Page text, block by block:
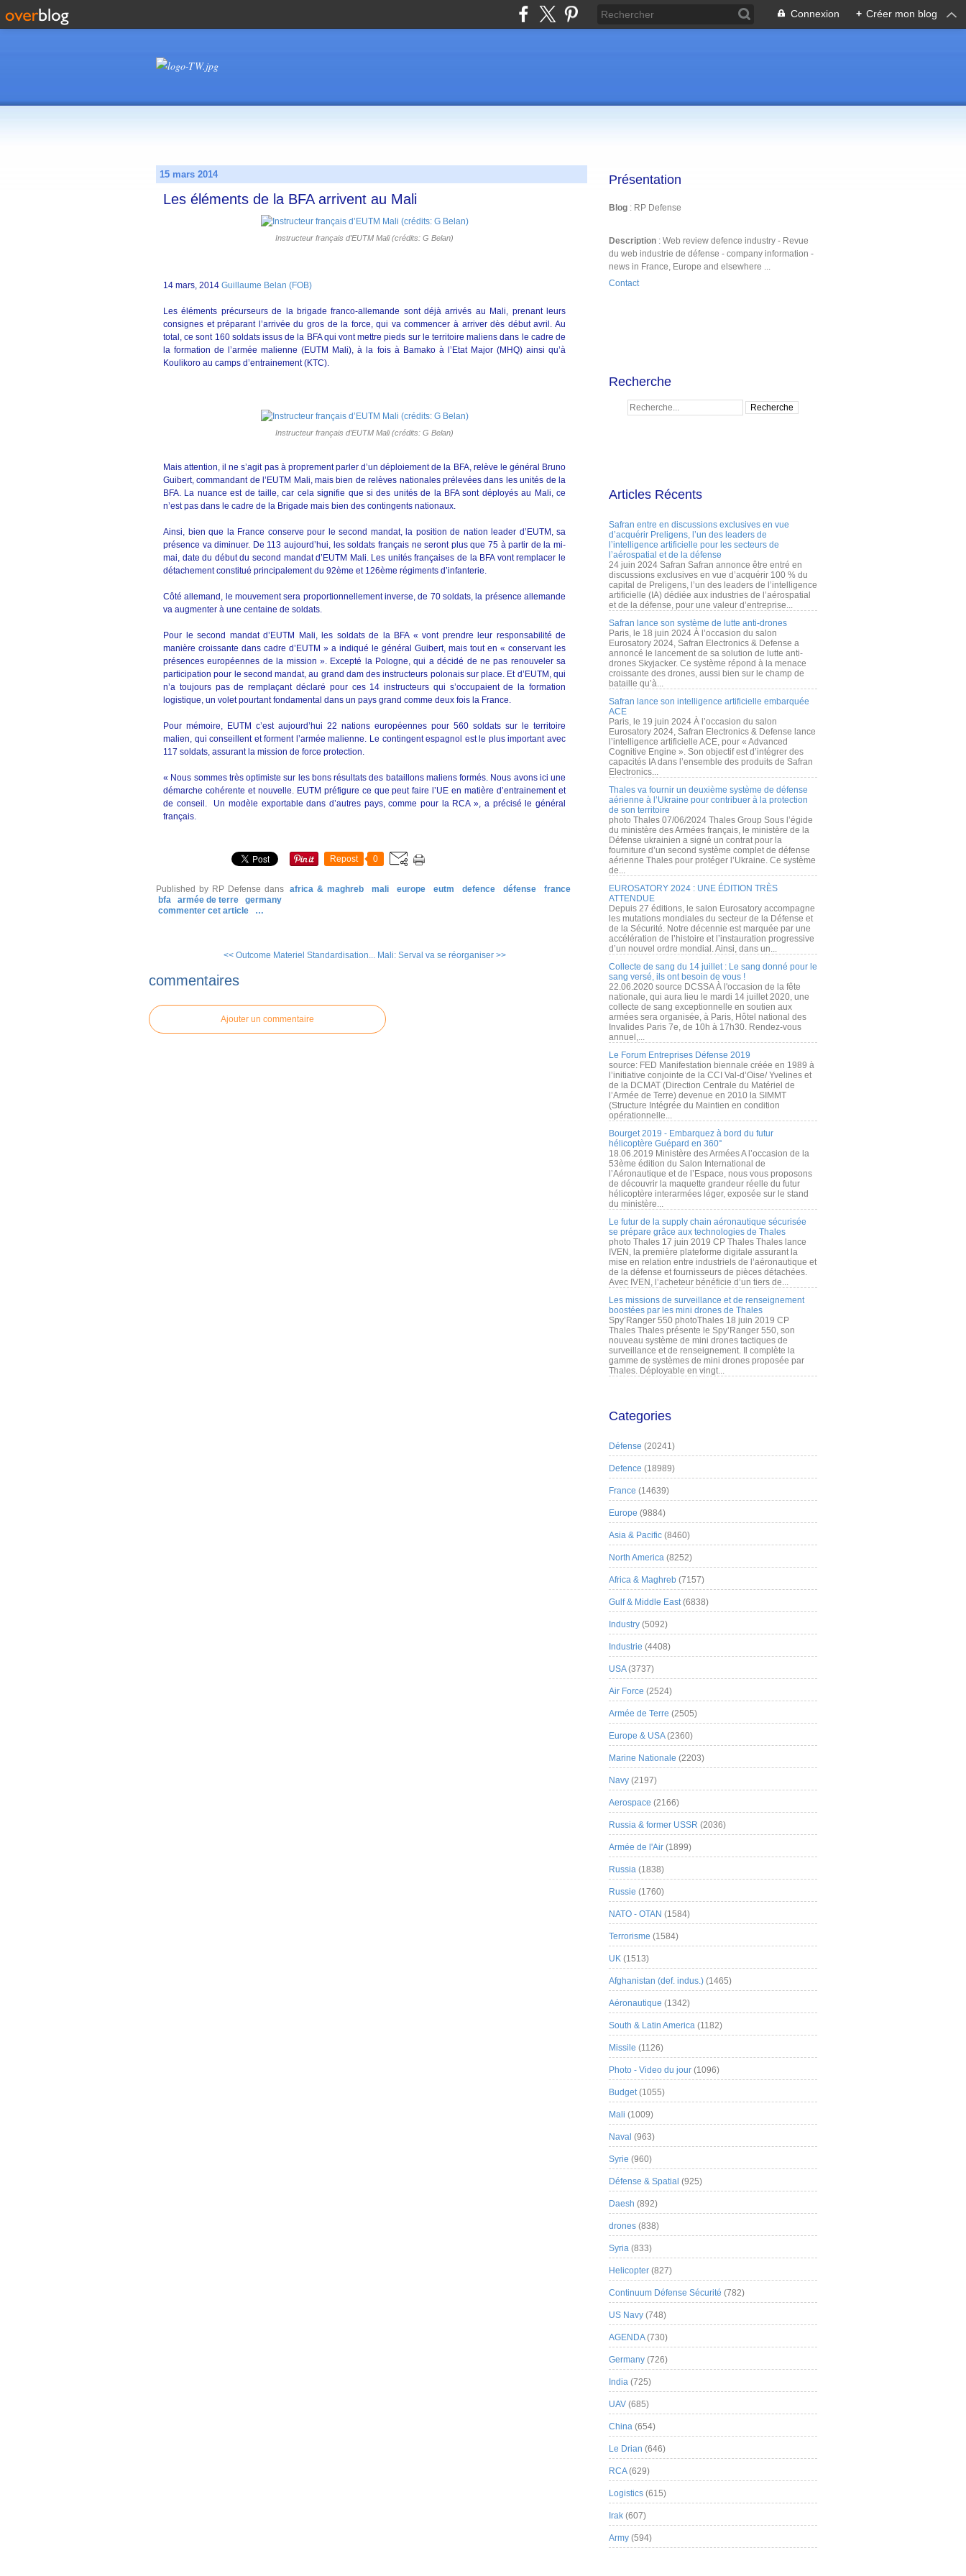
Connexion + Créer mon blog
15 mars 2014
Les éléments de la BFA arrivent au Mali
Instructeur français d’EUTM Mali (crédits: G Belan)
14 mars, 2014 Guillaume Belan (FOB)
Les éléments précurseurs de la brigade franco-allemande sont déjà arrivés au Mali, prenant leurs
consignes et préparant l’arrivée du gros de la force, qui va commencer à arriver dès début avril. Au
total, ce sont 160 soldats issus de la BFA qui vont mettre pieds sur le territoire maliens dans le cadre de
la formation de l’armée malienne (EUTM Mali), à la fois à Bamako à l’Etat Major (MHQ) ainsi qu’à
Koulikoro au camps d’entrainement (KTC).
Instructeur français d’EUTM Mali (crédits: G Belan)
Mais attention, il ne s’agit pas à proprement parler d’un déploiement de la BFA, relève le général Bruno
Guibert, commandant de l’EUTM Mali, mais bien de relèves nationales prélevées dans les unités de la
BFA. La nuance est de taille, car cela signifie que si des unités de la BFA sont déployés au Mali, ce
n’est pas dans le cadre de la Brigade mais bien des contingents nationaux.
Ainsi, bien que la France conserve pour le second mandat, la position de nation leader d’EUTM, sa
présence va diminuer. De 113 aujourd’hui, les soldats français ne seront plus que 75 à partir de la mi-
mai, date du début du second mandat d’EUTM Mali. Les unités françaises de la BFA vont remplacer le
détachement constitué principalement du 92ème et 126ème régiments d’infanterie.
Côté allemand, le mouvement sera proportionnellement inverse, de 70 soldats, la présence allemande
va augmenter à une centaine de soldats.
Pour le second mandat d’EUTM Mali, les soldats de la BFA « vont prendre leur responsabilité de
manière croissante dans cadre d’EUTM » a indiqué le général Guibert, mais tout en « conservant les
présences européennes de la mission ». Excepté la Pologne, qui a décidé de ne pas renouveler sa
participation pour le second mandat, au grand dam des instructeurs polonais sur place. Et d’EUTM, qui
n’a toujours pas de remplaçant déclaré pour ces 14 instructeurs qui s’occupaient de la formation
logistique, un volet pourtant fondamental dans un pays grand comme deux fois la France.
Pour mémoire, EUTM c’est aujourd’hui 22 nations européennes pour 560 soldats sur le territoire
malien, qui conseillent et forment l’armée malienne. Le contingent espagnol est le plus important avec
117 soldats, assurant la mission de force protection.
« Nous sommes très optimiste sur les bons résultats des bataillons maliens formés. Nous avons ici une
démarche cohérente et nouvelle. EUTM préfigure ce que peut faire l’UE en matière d’entrainement et
de conseil. Un modèle exportable dans d’autres pays, comme pour la RCA », a précisé le général
français.
Repost 0
Published by RP Defense dans africa & maghreb mali europe eutm defence défense
france
bfa
armée de terre
germany
commenter cet article
…
<< Outcome Materiel Standardisation... Mali: Serval va se réorganiser >>
commentaires
Ajouter un commentaire
Présentation
Blog : RP Defense
Description : Web review defence industry - Revue
du web industrie de défense - company information -
news in France, Europe and elsewhere ...
Contact
Recherche
Articles Récents
Safran entre en discussions exclusives en vue
d’acquérir Preligens, l’un des leaders de
l’intelligence artificielle pour les secteurs de
l’aérospatial et de la défense
24 juin 2024 Safran Safran annonce être entré en
discussions exclusives en vue d’acquérir 100 % du
capital de Preligens, l’un des leaders de l’intelligence
artificielle (IA) dédiée aux industries de l’aérospatial
et de la défense, pour une valeur d’entreprise...
Safran lance son système de lutte anti-drones
Paris, le 18 juin 2024 À l’occasion du salon
Eurosatory 2024, Safran Electronics & Defense a
annoncé le lancement de sa solution de lutte anti-
drones Skyjacker. Ce système répond à la menace
croissante des drones, aussi bien sur le champ de
bataille qu’à...
Safran lance son intelligence artificielle embarquée
ACE
Paris, le 19 juin 2024 À l’occasion du salon
Eurosatory 2024, Safran Electronics & Defense lance
l’intelligence artificielle ACE, pour « Advanced
Cognitive Engine ». Son objectif est d’intégrer des
capacités IA dans l’ensemble des produits de Safran
Electronics...
Thales va fournir un deuxième système de défense
aérienne à l’Ukraine pour contribuer à la protection
de son territoire
photo Thales 07/06/2024 Thales Group Sous l’égide
du ministère des Armées français, le ministère de la
Défense ukrainien a signé un contrat pour la
fourniture d’un second système complet de défense
aérienne Thales pour protéger l’Ukraine. Ce système
de...
EUROSATORY 2024 : UNE ÉDITION TRÈS
ATTENDUE
Depuis 27 éditions, le salon Eurosatory accompagne
les mutations mondiales du secteur de la Défense et
de la Sécurité. Notre décennie est marquée par une
accélération de l’histoire et l’instauration progressive
d’un nouvel ordre mondial. Ainsi, dans un...
Collecte de sang du 14 juillet : Le sang donné pour le
sang versé, ils ont besoin de vous !
22.06.2020 source DCSSA À l'occasion de la fête
nationale, qui aura lieu le mardi 14 juillet 2020, une
collecte de sang exceptionnelle en soutien aux
armées sera organisée, à Paris, Hôtel national des
Invalides Paris 7e, de 10h à 17h30. Rendez-vous
annuel,...
Le Forum Entreprises Défense 2019
source: FED Manifestation biennale créée en 1989 à
l’initiative conjointe de la CCI Val-d’Oise/ Yvelines et
de la DCMAT (Direction Centrale du Matériel de
l’Armée de Terre) devenue en 2010 la SIMMT
(Structure Intégrée du Maintien en condition
opérationnelle...
Bourget 2019 - Embarquez à bord du futur
hélicoptère Guépard en 360°
18.06.2019 Ministère des Armées A l’occasion de la
53ème édition du Salon International de
l’Aéronautique et de l’Espace, nous vous proposons
de découvrir la maquette grandeur réelle du futur
hélicoptère interarmées léger, exposée sur le stand
du ministère...
Le futur de la supply chain aéronautique sécurisée
se prépare grâce aux technologies de Thales
photo Thales 17 juin 2019 CP Thales Thales lance
IVEN, la première plateforme digitale assurant la
mise en relation entre industriels de l’aéronautique et
de la défense et fournisseurs de pièces détachées.
Avec IVEN, l’acheteur bénéficie d’un tiers de...
Les missions de surveillance et de renseignement
boostées par les mini drones de Thales
Spy’Ranger 550 photoThales 18 juin 2019 CP
Thales Thales présente le Spy’Ranger 550, son
nouveau système de mini drones tactiques de
surveillance et de renseignement. Il complète la
gamme de systèmes de mini drones proposée par
Thales. Déployable en vingt...
Categories
Défense (20241)
Defence (18989)
France (14639)
Europe (9884)
Asia & Pacific (8460)
North America (8252)
Africa & Maghreb (7157)
Gulf & Middle East(6838)
Industry (5092)
Industrie (4408)
USA(3737)
Air Force (2524)
Armée de Terre (2505)
Europe & USA(2360)
Marine Nationale (2203)
Navy (2197)
Aerospace (2166)
Russia & former USSR (2036)
Armée de l'Air (1899)
Russia (1838)
Russie (1760)
NATO - OTAN (1584)
Terrorisme (1584)
UK (1513)
Afghanistan (def. indus.) (1465)
Aéronautique (1342)
South & Latin America (1182)
Missile (1126)
Photo - Video du jour (1096)
Budget(1055)
Mali (1009)
Naval (963)
Syrie (960)
Défense & Spatial (925)
Daesh (892)
drones (838)
Syria (833)
Helicopter (827)
Continuum Défense Sécurité (782)
US Navy (748)
AGENDA(730)
Germany (726)
India (725)
UAV (685)
China (654)
Le Drian (646)
RCA(629)
Logistics (615)
Irak (607)
Army (594)